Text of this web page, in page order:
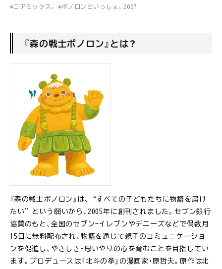
©コアミックス, ©ボノロンといっしょ。2007
『森の戦士ボノロン』とは？
『森の戦士ボノロン』は、“すべての子どもたちに物語を届け
たい”という願いから、2005年に創刊されました。セブン銀行
協賛のもと、全国のセブン-イレブンやデニーズなどで偶数月
15日に無料配布され、物語を通じて親子のコミュニケーショ
ンを促進し、やさしさ・思いやりの心を育むことを目指してい
ます。プロデュースは『北斗の拳』の漫画家・原哲夫。原作は北